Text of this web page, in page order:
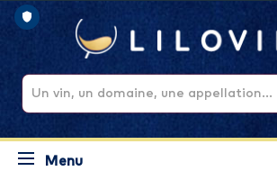
Menu